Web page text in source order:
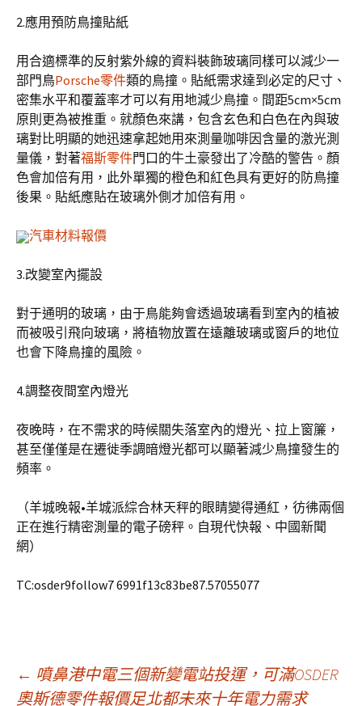
2.應用預防鳥撞貼紙
用合適標準的反射紫外線的資料裝飾玻璃同樣可以減少一
部門鳥Porsche零件類的鳥撞。貼紙需求達到必定的尺寸、
密集水平和覆蓋率才可以有用地減少鳥撞。間距5cm×5cm
原則更為被推重。就顏色來講，包含玄色和白色在內與玻
璃對比明顯的她迅速拿起她用來測量咖啡因含量的激光測
量儀，對著福斯零件門口的牛土豪發出了冷酷的警告。顏
色會加倍有用，此外單獨的橙色和紅色具有更好的防鳥撞
後果。貼紙應貼在玻璃外側才加倍有用。
汽車材料報價
3.改變室內擺設
對于通明的玻璃，由于鳥能夠會透過玻璃看到室內的植被
而被吸引飛向玻璃，將植物放置在遠離玻璃或窗戶的地位
也會下降鳥撞的風險。
4.調整夜間室內燈光
夜晚時，在不需求的時候關失落室內的燈光、拉上窗簾，
甚至僅僅是在遷徙季調暗燈光都可以顯著減少鳥撞發生的
頻率。
（羊城晚報•羊城派綜合林天秤的眼睛變得通紅，彷彿兩個
正在進行精密測量的電子磅秤。自現代快報、中國新聞
網）
TC:osder9follow7 6991f13c83be87.57055077
文
← 噴鼻港中電三個新變電站投運，可滿OSDER
奧斯德零件報價足北都未來十年電力需求